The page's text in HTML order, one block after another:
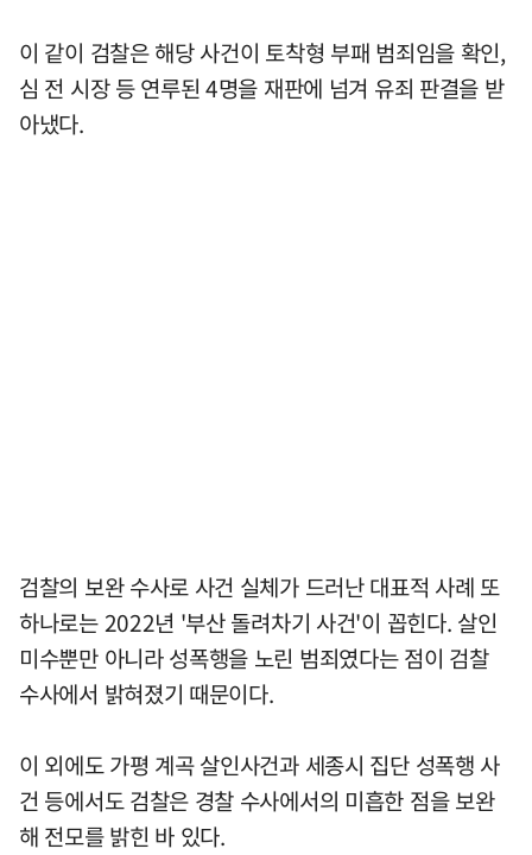
이 같이 검찰은 해당 사건이 토착형 부패 범죄임을 확인,
심 전 시장 등 연루된 4명을 재판에 넘겨 유죄 판결을 받
아냈다.
검찰의 보완 수사로 사건 실체가 드러난 대표적 사례 또
하나로는 2022년 '부산 돌려차기 사건'이 꼽힌다. 살인
미수뿐만 아니라 성폭행을 노린 범죄였다는 점이 검찰
수사에서 밝혀졌기 때문이다.
이 외에도 가평 계곡 살인사건과 세종시 집단 성폭행 사
건 등에서도 검찰은 경찰 수사에서의 미흡한 점을 보완
해 전모를 밝힌 바 있다.